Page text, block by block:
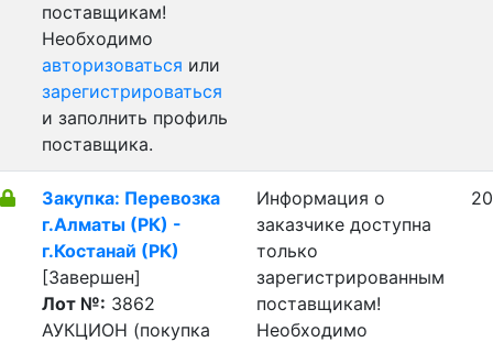
поставщикам!
Необходимо
авторизоваться или
зарегистрироваться
и заполнить профиль
поставщика.
Закупка: Перевозка
г.Алматы (РК) -
г.Костанай (РК)
[Завершен]
Лот №: 3862
АУКЦИОН (покупка
Информация о
заказчике доступна
только
зарегистрированным
поставщикам!
Необходимо